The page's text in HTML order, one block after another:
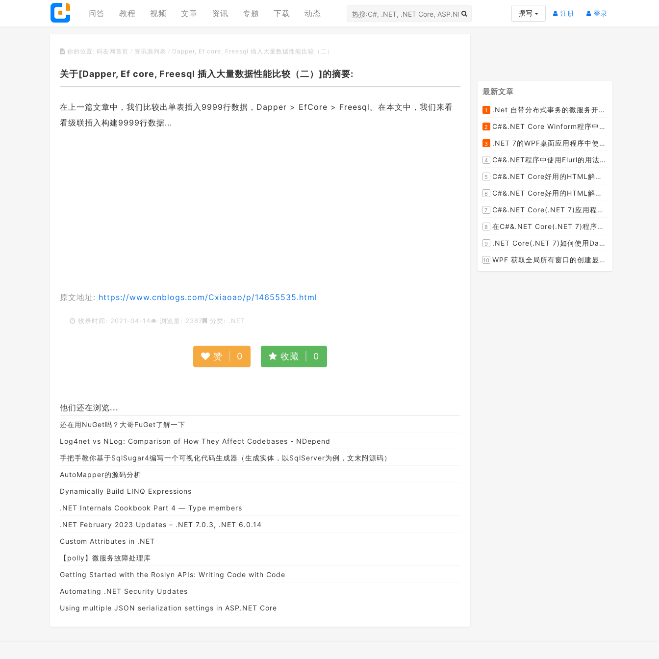
问答 教程 视频 文章 资讯 专题 下载 动态 撰写 注册 (current)
登录
你的位置: 码友网首页 / 资讯源列表 / Dapper, Ef core, Freesql 插入大量数据性能比较（二）
关于[Dapper, Ef core, Freesql 插入大量数据性能比较（二）]的摘要:
在上一篇文章中，我们比较出单表插入9999行数据，Dapper > EfCore > Freesql。在本文中，我们来看
看级联插入构建9999行数据...
原文地址: https://www.cnblogs.com/Cxiaoao/p/14655535.html
收录时间: 2021-04-14 浏览量: 2387 分类: .NET
赞 0 收藏 0
他们还在浏览...
还在用NuGet吗？大哥FuGet了解一下
Log4net vs NLog: Comparison of How They Affect Codebases - NDepend
手把手教你基于SqlSugar4编写一个可视化代码生成器（生成实体，以SqlServer为例，文末附源码）
AutoMapper的源码分析
Dynamically Build LINQ Expressions
.NET Internals Cookbook Part 4 — Type members
.NET February 2023 Updates – .NET 7.0.3, .NET 6.0.14
Custom Attributes in .NET
【polly】微服务故障处理库
Getting Started with the Roslyn APIs: Writing Code with Code
Automating .NET Security Updates
Using multiple JSON serialization settings in ASP.NET Core
最新文章
1
.Net 自带分布式事务的微服务开源框架JMSFramework
2
C#&.NET Core Winform程序中使用Parallel动态开启多个线程及取消多线程详细教程
3
.NET 7的WPF桌面应用程序中使用配置文件：App.config与AppSettings.json
4
C#&.NET程序中使用Flurl的用法与问题汇总(非常详细)
5
C#&.NET Core好用的HTML解析器推荐之HtmlAgilityPack篇
6
C#&.NET Core好用的HTML解析器推荐之AngleSharp篇
7
C#&.NET Core(.NET 7)应用程序开发中如何解析html元素，有哪些类库或组件呢？
8
在C#&.NET Core(.NET 7)程序开发中使用Npgsql,Dapper,EF Core等不同方式连接和操作PostgreSQL数据库示例教程(推荐阅读)
9
.NET Core(.NET 7)如何使用Dapper连接PostgreSQL数据库并实现CRUD(新增，查询，修改，删除)的超详细入门示例教程
10 WPF 获取全局所有窗口的创建显示事件 监控窗口打开
[2023-01-19]